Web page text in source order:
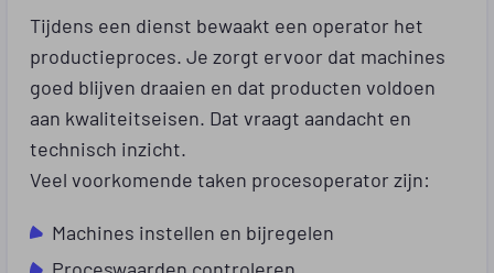
Tijdens een dienst bewaakt een operator het
productieproces. Je zorgt ervoor dat machines
goed blijven draaien en dat producten voldoen
aan kwaliteitseisen. Dat vraagt aandacht en
technisch inzicht.
Veel voorkomende taken procesoperator zijn:
Machines instellen en bijregelen
Proceswaarden controleren